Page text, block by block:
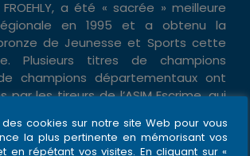
a été « sacrée » meilleure
en 1995 et a obtenu la
de Jeunesse et Sports cette
Plusieurs titres de champions
champions départementaux ont
les tireurs de l’ASIM Escrime, qui
compétiteurs (comité inclus). Ces
d’Alsace ont eu pour
des cookies sur notre site Web pour vous
la plus pertinente en mémorisant vos
en répétant vos visites. En cliquant sur «